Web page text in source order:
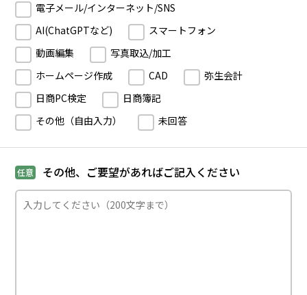
電子メール/インターネット/SNS
AI(ChatGPTなど)
スマートフォン
動画編集
写真取込/加工
ホームページ作成
CAD
弥生会計
日商PC検定
日商簿記
その他（自由入力）
未回答
その他、ご要望があればご記入ください
任意